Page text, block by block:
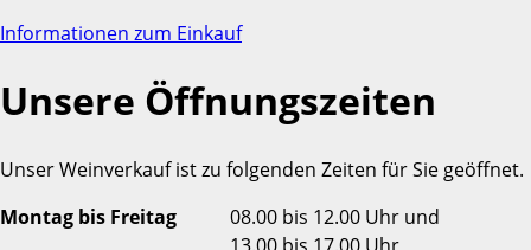
Informationen zum Einkauf
Unsere Öffnungszeiten
Unser Weinverkauf ist zu folgenden Zeiten für Sie geöffnet.
Montag bis Freitag
08.00 bis 12.00 Uhr und